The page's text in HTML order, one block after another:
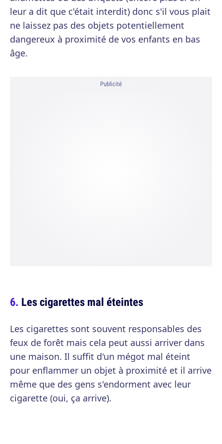
leur a dit que c'était interdit) donc s'il vous plait
ne laissez pas des objets potentiellement
dangereux à proximité de vos enfants en bas
âge.
Publicité
Les cigarettes mal éteintes
Les cigarettes sont souvent responsables des
feux de forêt mais cela peut aussi arriver dans
une maison. Il suffit d'un mégot mal éteint
pour enflammer un objet à proximité et il arrive
même que des gens s'endorment avec leur
cigarette (oui, ça arrive).